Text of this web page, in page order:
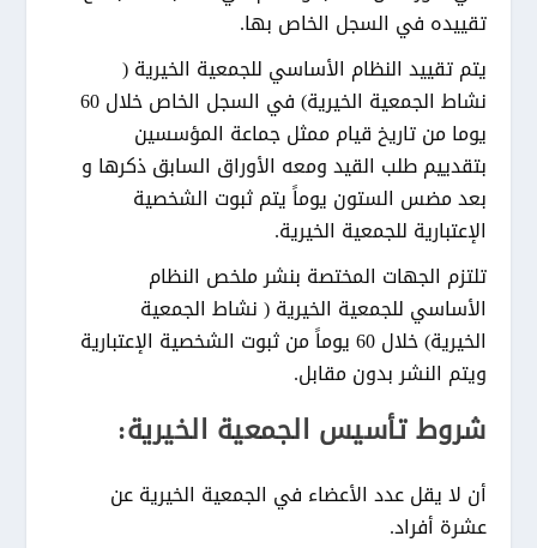
تقييده في السجل الخاص بها.
يتم تقييد النظام الأساسي للجمعية الخيرية (
نشاط الجمعية الخيرية) في السجل الخاص خلال 60
يوما من تاريخ قيام ممثل جماعة المؤسسين
بتقدييم طلب القيد ومعه الأوراق السابق ذكرها و
بعد مضس الستون يوماً يتم ثبوت الشخصية
الإعتبارية للجمعية الخيرية.
تلتزم الجهات المختصة بنشر ملخص النظام
الأساسي للجمعية الخيرية ( نشاط الجمعية
الخيرية) خلال 60 يوماً من ثبوت الشخصية الإعتبارية
ويتم النشر بدون مقابل.
شروط تأسيس الجمعية الخيرية:
أن لا يقل عدد الأعضاء في الجمعية الخيرية عن
عشرة أفراد.